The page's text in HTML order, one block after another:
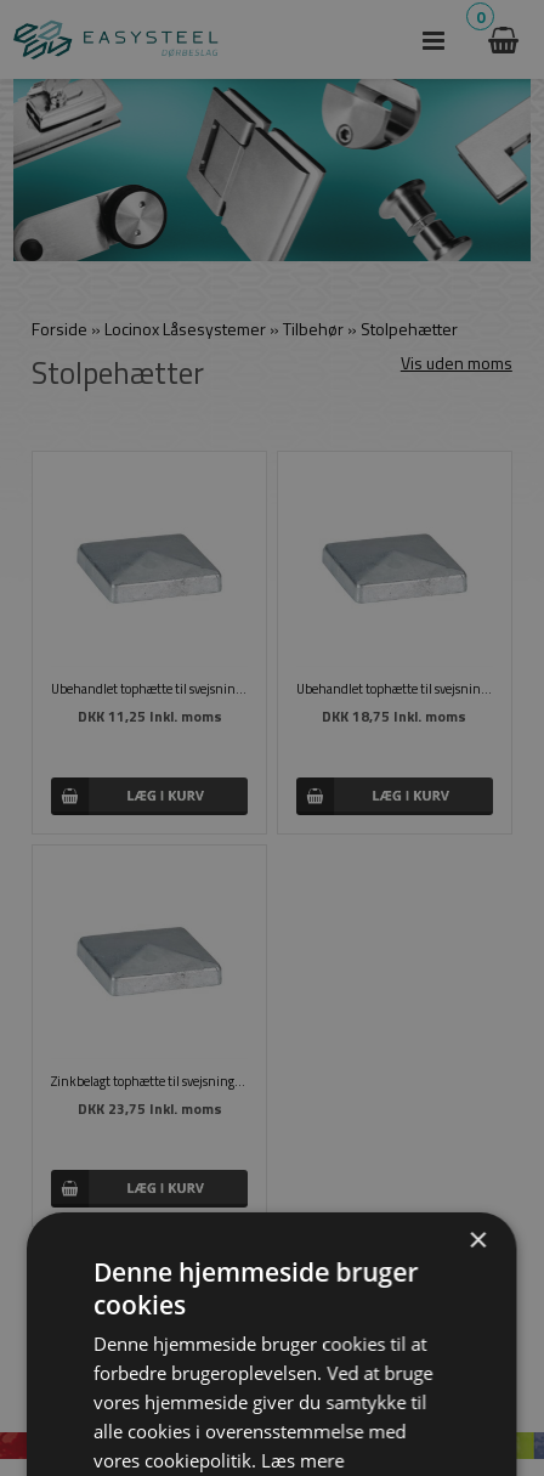
0
Forside » Locinox Låsesystemer»Tilbehør» Stolpehætter
Stolpehætter Vis uden moms
Ubehandlet tophætte til svejsning 60 x 60 mm
DKK 11,25 Inkl. moms
Ubehandlet tophætte til svejsning 80 x 80 mm
DKK 18,75 Inkl. moms
Zinkbelagt tophætte til svejsning 80 x 80 mm
DKK 23,75 Inkl. moms
×
Denne hjemmeside bruger
cookies
Denne hjemmeside bruger cookies til at
forbedre brugeroplevelsen. Ved at bruge
vores hjemmeside giver du samtykke til
alle cookies i overensstemmelse med
vores cookiepolitik. Læs mere